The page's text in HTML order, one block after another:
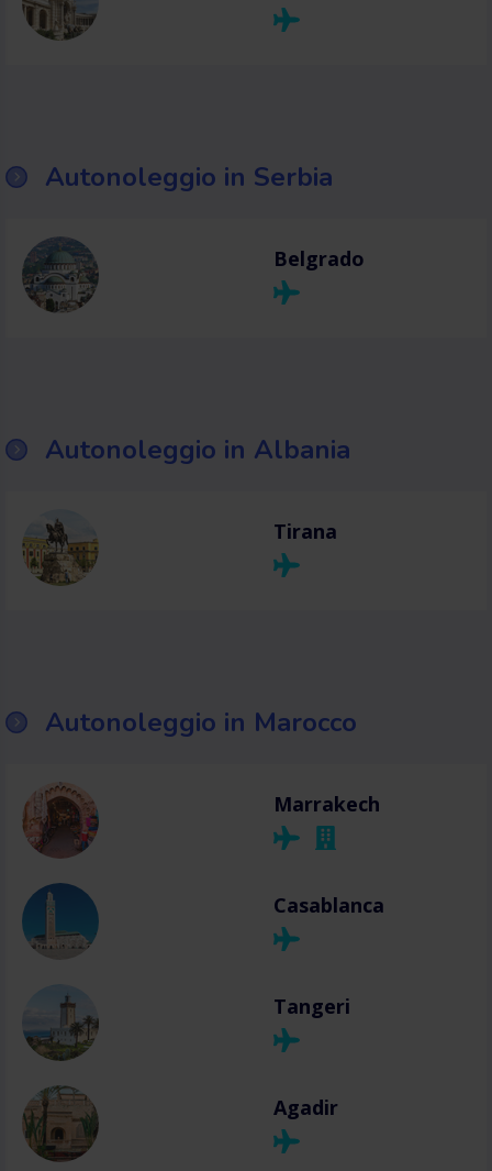
Autonoleggio in Serbia
Belgrado
Autonoleggio in Albania
Tirana
Autonoleggio in Marocco
Marrakech
Casablanca
Tangeri
Agadir